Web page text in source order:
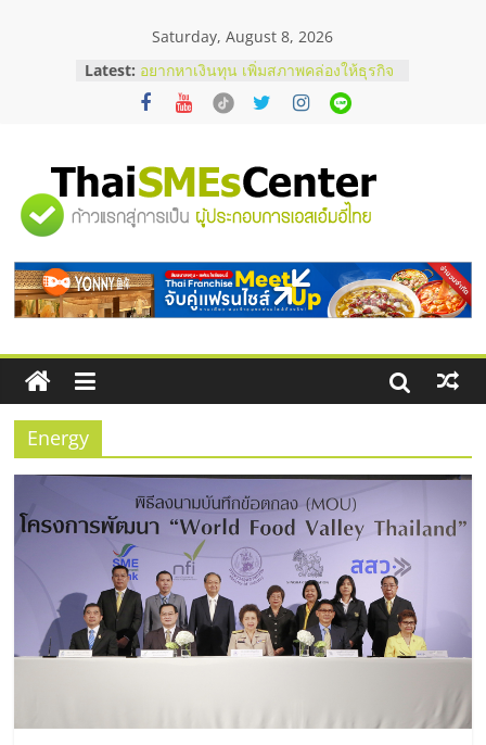
Saturday, August 8, 2026
Latest:
บริษัท Cybersecurity ในไทยที่ไหนดี?
วิธีเลือกผู้ให้บริการให้คุ้มค่าและตอบ
โจทย์ธุรกิจ
สัมมนาออนไลน์ โอกาสบริหารสถานี
บริการน้ำมัน Shell
สัมมนาลงทุน แฟรนไชส์ยอนนี่
ThaiFranchise Meet Up จับคู่แฟรน
ร้านเครื่องเสียงคุณภาพสูง พร้อม
โซลูชันระบบภาพและเสียง
"ศูนย์
รวม
ข้อมูล
ธุรกิจ
SME
แห่ง
ประเทศไทย,
ThaiSMEsCenter,
Energy